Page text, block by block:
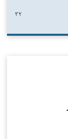
۳۲